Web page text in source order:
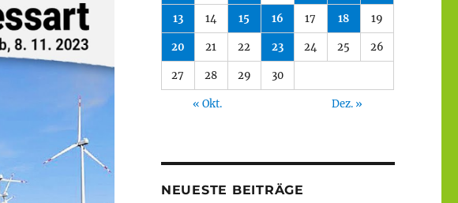
13 14 15 16 17 18 19
20 21 22 23 24 25 26
27 28 29 30
« Okt. Dez. »
NEUESTE BEITRÄGE